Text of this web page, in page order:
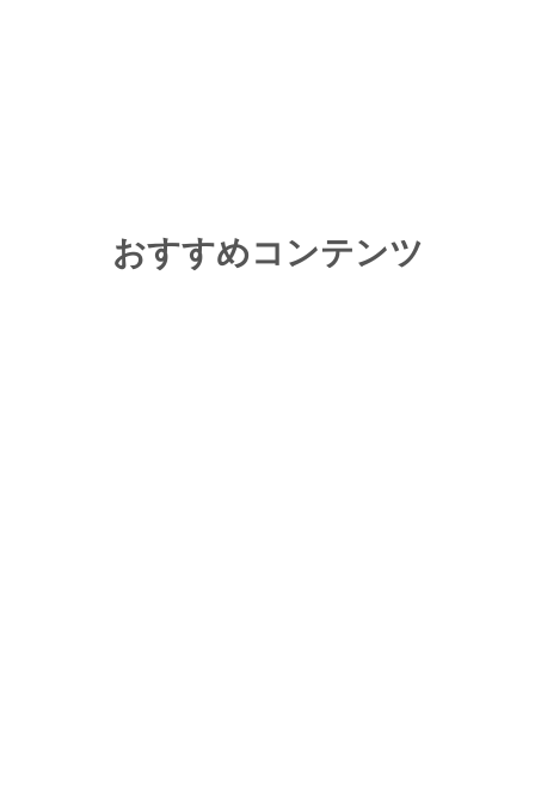
おすすめコンテンツ